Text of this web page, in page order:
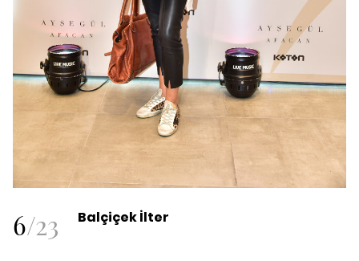
6/23 Balçiçek İlter